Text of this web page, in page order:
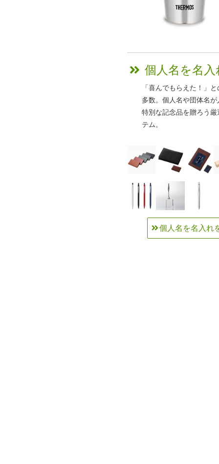
個人名を名入
「喜んでもらえた！」
多数。個人名や団体名が
特別な記念品を贈ろう厳
テム。
個人名を名入れ